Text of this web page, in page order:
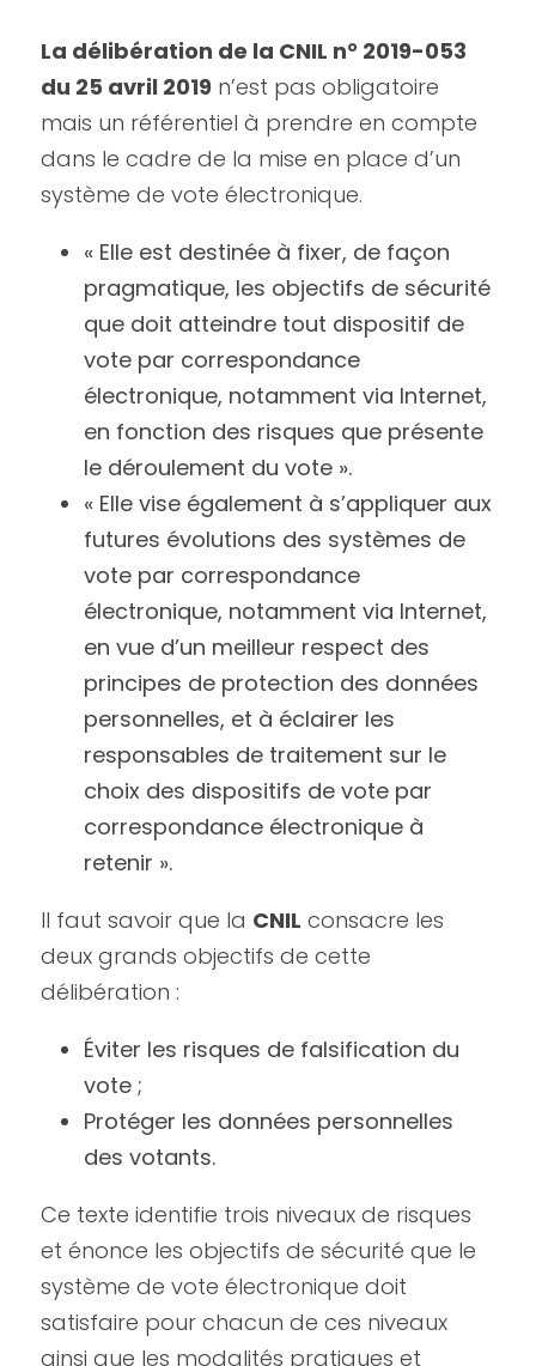
La délibération de la CNIL n° 2019-053
du 25 avril 2019 n’est pas obligatoire
mais un référentiel à prendre en compte
dans le cadre de la mise en place d’un
système de vote électronique.
« Elle est destinée à fixer, de façon
pragmatique, les objectifs de sécurité
que doit atteindre tout dispositif de
vote par correspondance
électronique, notamment via Internet,
en fonction des risques que présente
le déroulement du vote ».
« Elle vise également à s’appliquer aux
futures évolutions des systèmes de
vote par correspondance
électronique, notamment via Internet,
en vue d’un meilleur respect des
principes de protection des données
personnelles, et à éclairer les
responsables de traitement sur le
choix des dispositifs de vote par
correspondance électronique à
retenir ».
Il faut savoir que la CNIL consacre les
deux grands objectifs de cette
délibération :
Éviter les risques de falsification du
vote ;
Protéger les données personnelles
des votants.
Ce texte identifie trois niveaux de risques
et énonce les objectifs de sécurité que le
système de vote électronique doit
satisfaire pour chacun de ces niveaux
ainsi que les modalités pratiques et